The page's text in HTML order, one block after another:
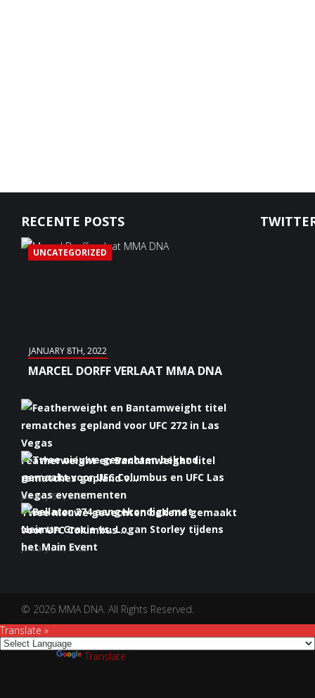
RECENTE POSTS
UNCATEGORIZED
JANUARY 8TH, 2022
MARCEL DORFF VERLAAT MMA DNA
Featherweight en Bantamweight titel
rematches gepland v...
January 6th, 2022
Twee nieuwe gevechten bekend gemaakt
voor UFC Columbus ...
January 5th, 2022
© 2026 MMA DNA. All Rights Reserved.
Translate »
Translate